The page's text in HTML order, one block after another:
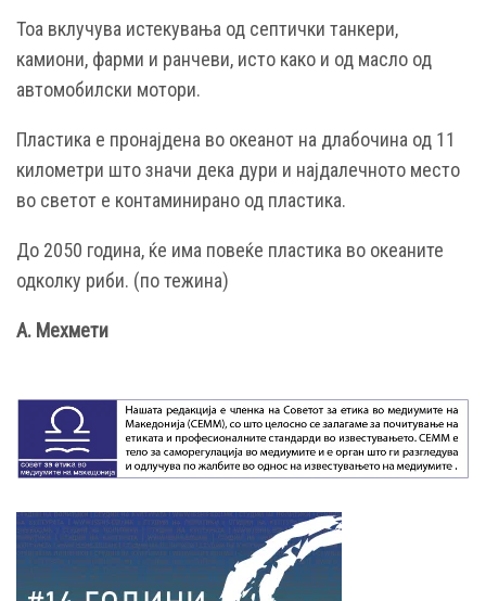
Тоа вклучува истекувања од септички танкери,
камиони, фарми и ранчеви, исто како и од масло од
автомобилски мотори.
Пластика е пронајдена во океанот на длабочина од 11
километри што значи дека дури и најдалечното место
во светот е контаминирано од пластика.
До 2050 година, ќе има повеќе пластика во океаните
одколку риби. (по тежина)
А. Мехмети